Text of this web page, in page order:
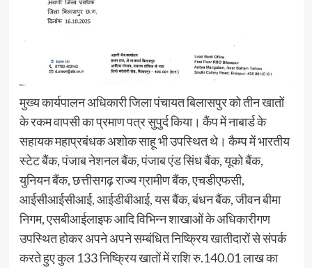
मुख्य कार्यपालन अधिकारी जिला पंचायत बिलासपुर को तीन खातों
के रकम वापसी का प्रमाण पत्र सुपुर्द किया। कैंप में नाबार्ड के
सहायक महाप्रबंधक अशोक साहू भी उपस्थित थे। कैम्प में भारतीय
स्टेट बैंक, पंजाब नेशनल बैंक, पंजाब एंड सिंध बैंक, यूको बैंक,
युनियन बैंक, छत्तीसगढ़ राज्य ग्रामीण बैंक, एचडीएफसी,
आईसीआईसीआई, आईडीबीआई, यस बैंक, बंधन बैंक, जीवन बीमा
निगम, एसबीआईलाइफ आदि विभिन्न शाखाओं के अधिकारीगण
उपस्थित होकर अपने अपने सम्बंधित निष्क्रिय खातीदारों से संपर्क
करते हुए कुल 133 निष्क्रिय खातों में राशि रु.140.01 लाख का